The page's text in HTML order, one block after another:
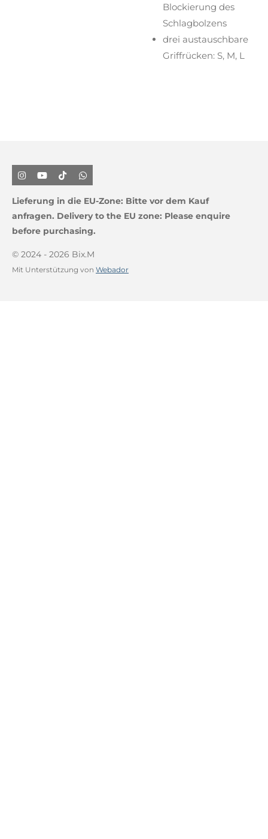
Blockierung des
Schlagbolzens
drei austauschbare
Griffrücken: S, M, L
I
n
t
a
r
m
Y
o
T
u
e
T
i
T
o
W
h
a
t
s
p
Lieferung in die EU-Zone: Bitte vor dem Kauf
anfragen. Delivery to the EU zone: Please enquire
before purchasing.
© 2024 - 2026 Bix.M
Mit Unterstützung von Webador